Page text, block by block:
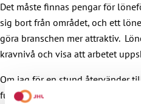
Det måste finnas pengar för
sig bort från området, och ett
göra branschen mer attraktiv.
kravnivå och visa att arbetet
Om jag för en stund återvänder
funderar jag ibland vad jag skulle